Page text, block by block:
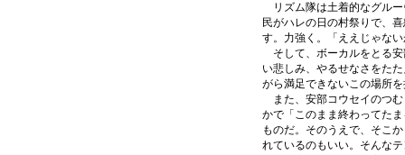
リズム隊は土着的なグル
民がハレの日の村祭りで、
す。力強く。「ええじゃな
そして、ボーカルをとる
い悲しみ、やるせなさをた
がら満足できないこの場所
また、安部コウセイのつ
かで「このまま終わってた
ものだ。そのうえで、そこ
れているのもいい。そんな